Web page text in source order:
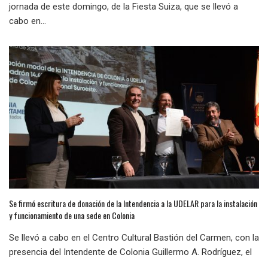
jornada de este domingo, de la Fiesta Suiza, que se llevó a
cabo en...
Se firmó escritura de donación de la Intendencia a la UDELAR para la instalación
y funcionamiento de una sede en Colonia
Se llevó a cabo en el Centro Cultural Bastión del Carmen, con la
presencia del Intendente de Colonia Guillermo A. Rodríguez, el